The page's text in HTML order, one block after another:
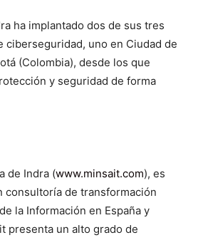
ha implantado dos de sus tres
ciberseguridad, uno en Ciudad de
(Colombia), desde los que
y seguridad de forma
de Indra (www.minsait.com), es
consultoría de transformación
la Información en España y
presenta un alto grado de